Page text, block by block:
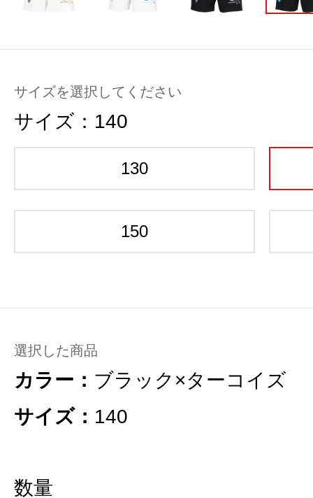
サイズを選択してください
サイズ： 140
130
150
選択した商品
カラー： ブラック×ターコイズ
サイズ： 140
数量